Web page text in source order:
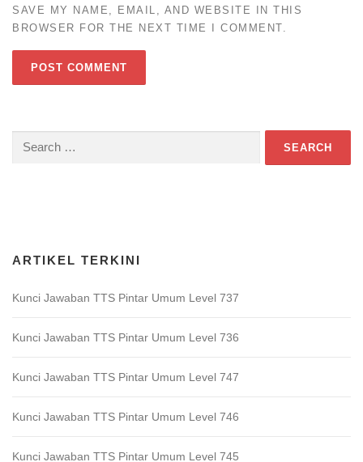
SAVE MY NAME, EMAIL, AND WEBSITE IN THIS
BROWSER FOR THE NEXT TIME I COMMENT.
Search
ARTIKEL TERKINI
Kunci Jawaban TTS Pintar Umum Level 737
Kunci Jawaban TTS Pintar Umum Level 736
Kunci Jawaban TTS Pintar Umum Level 747
Kunci Jawaban TTS Pintar Umum Level 746
Kunci Jawaban TTS Pintar Umum Level 745